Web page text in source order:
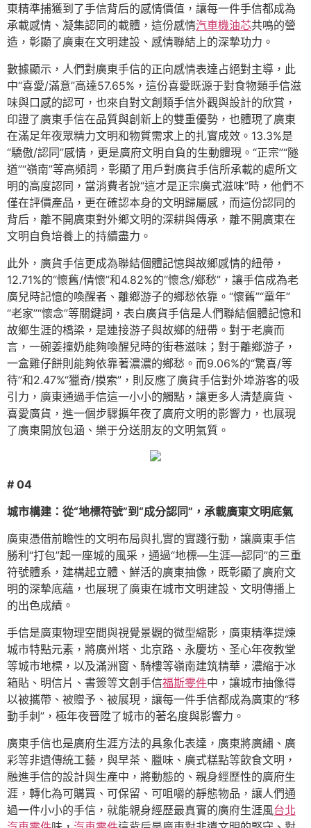
東精準捕獲到了手信背后的感情價值，讓每一件手信都成為
承載感情、凝集認同的載體，這份感情汽車機油芯共鳴的營
造，彰顯了廣東在文明建設、感情聯結上的深摯功力。
數據顯示，人們對廣東手信的正向感情表達占絕對主導，此
中“喜愛/滿意”高達57.65%，這份喜愛既源于對食物類手信滋
味與口感的認可，也來自對文創類手信外觀與設計的欣賞，
印證了廣東手信在品質與創新上的雙重優勢，也體現了廣東
在滿足年夜眾精力文明和物質需求上的扎實成效。13.3%是
“驕傲/認同”感情，更是廣府文明自負的生動體現。“正宗”“隧
道”“嶺南”等高頻詞，彰顯了用戶對廣貨手信所承載的處所文
明的高度認同，當消費者說“這才是正宗廣式滋味”時，他們不
僅在評價產品，更在確認本身的文明歸屬感，而這份認同的
背后，離不開廣東對外鄉文明的深耕與傳承，離不開廣東在
文明自負培養上的持續盡力。
此外，廣貨手信更成為聯結個體記憶與故鄉感情的紐帶，
12.71%的“懷舊/情懷”和4.82%的“懷念/鄉愁”，讓手信成為老
廣兒時記憶的喚醒者、離鄉游子的鄉愁依靠。“懷舊”“童年”
“老家”“懷念”等關鍵詞，表白廣貨手信是人們聯結個體記憶和
故鄉生涯的橋梁，是連接游子與故鄉的紐帶。對于老廣而
言，一碗姜撞奶能夠喚醒兒時的街巷滋味；對于離鄉游子，
一盒雞仔餅則能夠依靠著濃濃的鄉愁。而9.06%的“驚喜/等
待”和2.47%“獵奇/摸索”，則反應了廣貨手信對外埠游客的吸
引力，廣東通過手信這一小小的觸點，讓更多人清楚廣貨、
喜愛廣貨，進一個步驟擴年夜了廣府文明的影響力，也展現
了廣東開放包涵、樂于分送朋友的文明氣質。
# 04
城市構建：從“地標符號”到“成分認同”，承載廣東文明底氣
廣東憑借前瞻性的文明布局與扎實的實踐行動，讓廣東手信
勝利“打包”起一座城的風采，通過“地標—生涯—認同”的三重
符號體系，建構起立體、鮮活的廣東抽像，既彰顯了廣府文
明的深摯底蘊，也展現了廣東在城市文明建設、文明傳播上
的出色成績。
手信是廣東物理空間與視覺景觀的微型縮影，廣東精準提煉
城市特點元素，將廣州塔、北京路、永慶坊、圣心年夜教堂
等城市地標，以及滿洲窗、騎樓等嶺南建筑精華，濃縮于冰
箱貼、明信片、書簽等文創手信福斯零件中，讓城市抽像得
以被攜帶、被贈予、被展現，讓每一件手信都成為廣東的“移
動手刺”，極年夜晉陞了城市的著名度與影響力。
廣東手信也是廣府生涯方法的具象化表達，廣東將廣繡、廣
彩等非遺傳統工藝，與早茶、臘味、廣式糕點等飲食文明，
融進手信的設計與生產中，將動態的、親身經歷性的廣府生
涯，轉化為可購買、可保留、可咀嚼的靜態物品，讓人們通
過一件小小的手信，就能親身經歷最真實的廣府生涯風台北